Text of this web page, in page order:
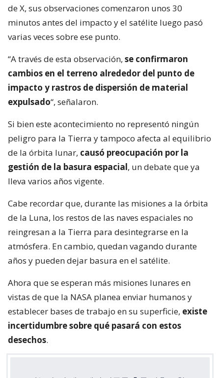
de X, sus observaciones comenzaron unos 30
minutos antes del impacto y el satélite luego pasó
varias veces sobre ese punto.
“A través de esta observación, se confirmaron
cambios en el terreno alrededor del punto de
impacto y rastros de dispersión de material
expulsado“, señalaron.
Si bien este acontecimiento no representó ningún
peligro para la Tierra y tampoco afecta al equilibrio
de la órbita lunar, causó preocupación por la
gestión de la basura espacial, un debate que ya
lleva varios años vigente.
Cabe recordar que, durante las misiones a la órbita
de la Luna, los restos de las naves espaciales no
reingresan a la Tierra para desintegrarse en la
atmósfera. En cambio, quedan vagando durante
años y pueden dejar basura en el satélite.
Ahora que se esperan más misiones lunares en
vistas de que la NASA planea enviar humanos y
establecer bases de trabajo en su superficie, existe
incertidumbre sobre qué pasará con estos
desechos.